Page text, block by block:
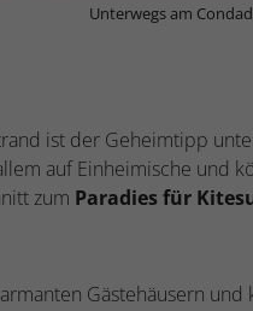
Unterwegs am
ist der Geheimtipp
auf Einheimische und
zum Paradies für
Gästehäusern